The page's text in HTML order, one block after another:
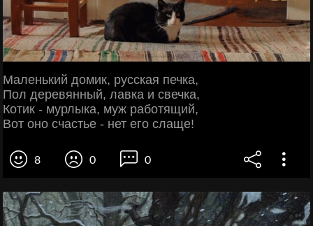
Маленький домик, русская печка,
Пол деревянный, лавка и свечка,
Котик - мурлыка, муж работящий,
Вот оно счастье - нет его слаще!
8 0 0